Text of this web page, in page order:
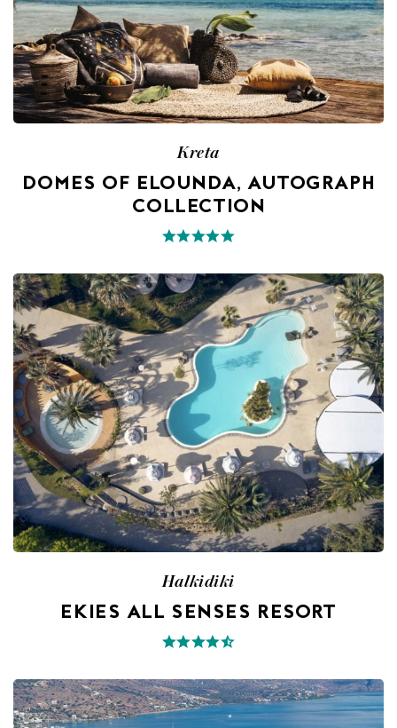
Kreta
DOMES OF ELOUNDA, AUTOGRAPH
COLLECTION
Halkidiki
EKIES ALL SENSES RESORT